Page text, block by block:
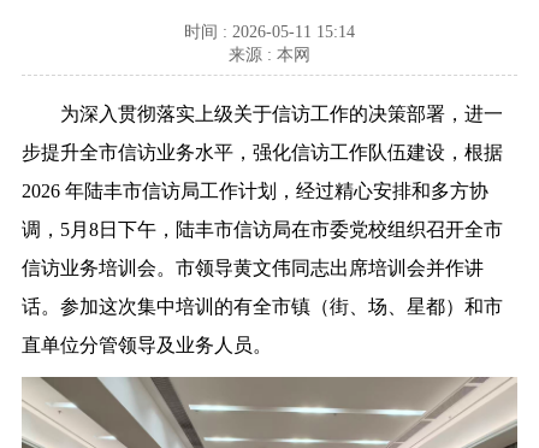
时间 : 2026-05-11 15:14
来源 : 本网
为深入贯彻落实上级关于信访工作的决策部署，进一
步提升全市信访业务水平，强化信访工作队伍建设，根据
2026 年陆丰市信访局工作计划，经过精心安排和多方协
调，5月8日下午，陆丰市信访局在市委党校组织召开全市
信访业务培训会。市领导黄文伟同志出席培训会并作讲
话。参加这次集中培训的有全市镇（街、场、星都）和市
直单位分管领导及业务人员。